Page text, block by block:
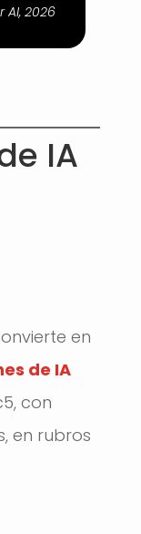
2026
IA
en
de IA
con
en rubros